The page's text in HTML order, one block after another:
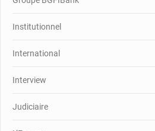
Institutionnel
International
Interview
Judiciaire